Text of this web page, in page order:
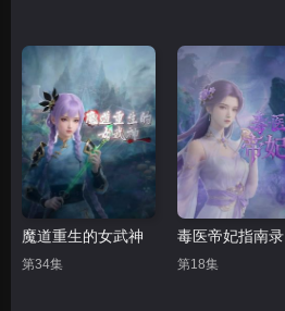
魔道重生的女武神
第34集
毒医帝妃指南录
第18集